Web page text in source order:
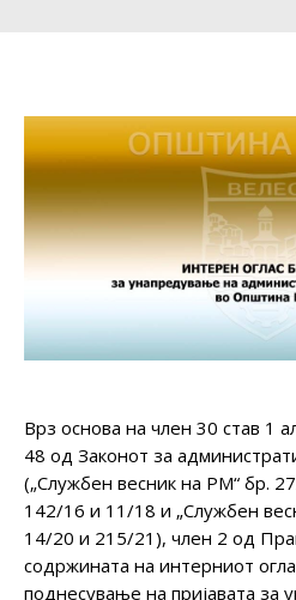
Врз основа на член 30 став 1
48 од Законот за
(„Службен весник на РМ“ бр.
142/16 и 11/18 и „Службен
14/20 и 215/21), член 2 од
содржината на интерниот
поднесување на пријавата за